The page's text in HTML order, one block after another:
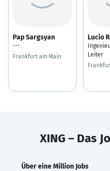
Pap Sargsyan
---
Frankfurt am Main
Lucio
Leiter
XING – Das
Über eine Million Jobs